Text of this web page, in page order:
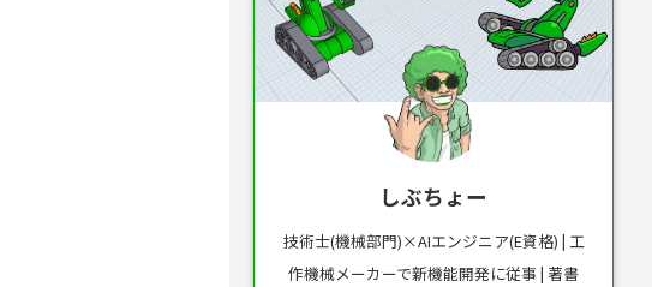
しぶちょー
技術士(機械部門)×AIエンジニア(E資格) | 工
作機械メーカーで新機能開発に従事 | 著書